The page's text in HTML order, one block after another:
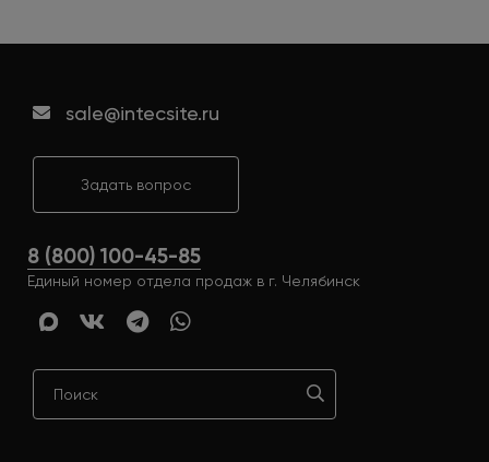
sale@intecsite.ru
Задать вопрос
8 (800) 100-45-85
Единый номер отдела продаж в г. Челябинск